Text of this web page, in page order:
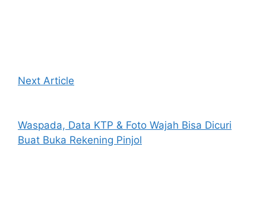
Next Article
Waspada, Data KTP & Foto Wajah Bisa Dicuri
Buat Buka Rekening Pinjol